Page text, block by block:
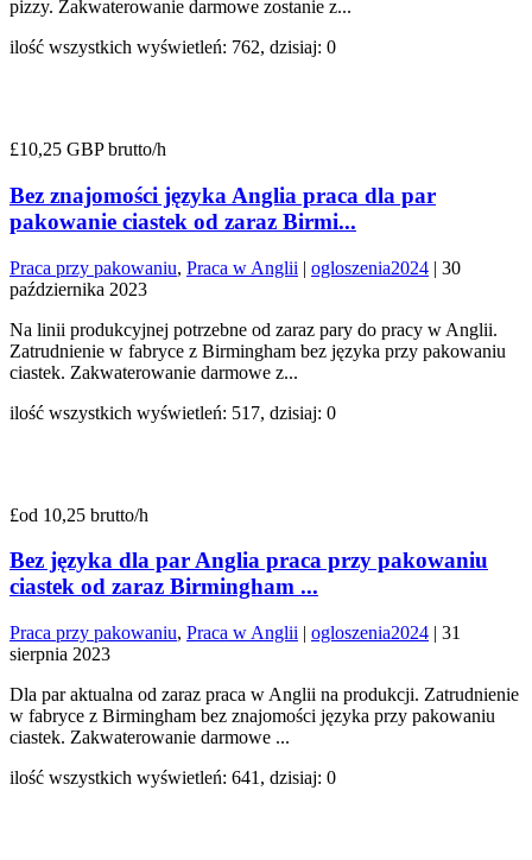
pizzy. Zakwaterowanie darmowe zostanie z...
ilość wszystkich wyświetleń: 762, dzisiaj: 0
£10,25 GBP brutto/h
Bez znajomości języka Anglia praca dla par
pakowanie ciastek od zaraz Birmi...
Praca przy pakowaniu, Praca w Anglii | ogloszenia2024 | 30
października 2023
Na linii produkcyjnej potrzebne od zaraz pary do pracy w Anglii.
Zatrudnienie w fabryce z Birmingham bez języka przy pakowaniu
ciastek. Zakwaterowanie darmowe z...
ilość wszystkich wyświetleń: 517, dzisiaj: 0
£od 10,25 brutto/h
Bez języka dla par Anglia praca przy pakowaniu
ciastek od zaraz Birmingham ...
Praca przy pakowaniu, Praca w Anglii | ogloszenia2024 | 31
sierpnia 2023
Dla par aktualna od zaraz praca w Anglii na produkcji. Zatrudnienie
w fabryce z Birmingham bez znajomości języka przy pakowaniu
ciastek. Zakwaterowanie darmowe ...
ilość wszystkich wyświetleń: 641, dzisiaj: 0